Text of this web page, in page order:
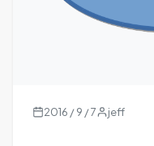
2016 / 9 / 7 jeff